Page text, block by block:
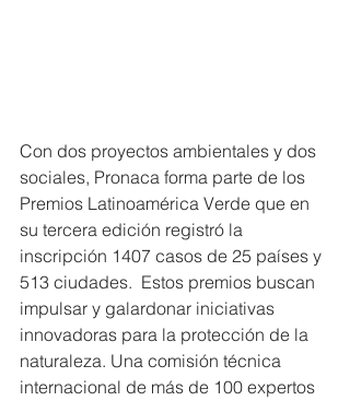
Con dos proyectos ambientales y dos
sociales, Pronaca forma parte de los
Premios Latinoamérica Verde que en
su tercera edición registró la
inscripción 1407 casos de 25 países y
513 ciudades.  Estos premios buscan
impulsar y galardonar iniciativas
innovadoras para la protección de la
naturaleza. Una comisión técnica
internacional de más de 100 expertos